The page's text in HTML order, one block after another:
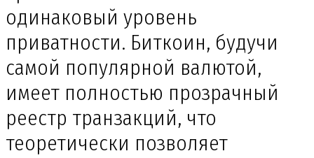
одинаковый уровень
приватности. Биткоин, будучи
самой популярной валютой,
имеет полностью прозрачный
реестр транзакций, что
теоретически позволяет